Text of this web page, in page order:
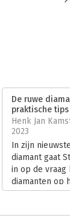
De ruwe diamant
praktische tips ’
Henk Jan
2023
In zijn nieuwste
diamant gaat
in op de vraag
diamanten op het
klantbeleving
enthousiast.